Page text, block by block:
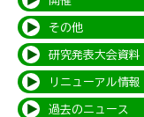
その他
研究発表大会資料
リニューアル情報
過去のニュース